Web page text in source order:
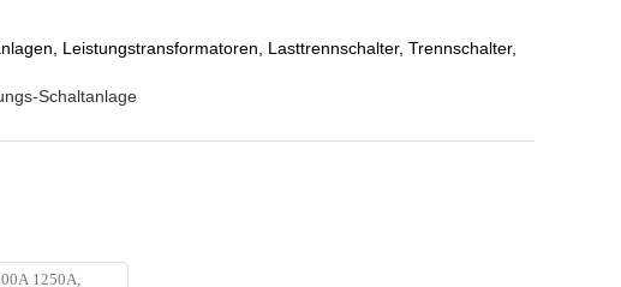
Leistungstransformatoren, Lasttrennschalter, Trennschalter,
Schaltanlage